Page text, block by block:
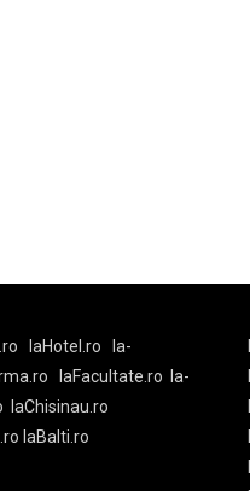
laHotel.ro
la-
laFacultate.ro
la-
laChisinau.ro
laBalti.ro